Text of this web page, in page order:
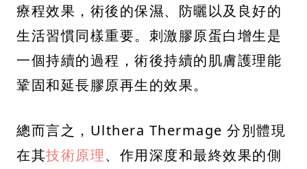
療程效果，術後的保濕、防曬以及良好的
生活習慣同樣重要。刺激膠原蛋白增生是
一個持續的過程，術後持續的肌膚護理能
鞏固和延長膠原再生的效果。
總而言之，Ulthera Thermage 分別體現
在其技術原理、作用深度和最終效果的側